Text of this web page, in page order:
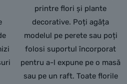
printre flori și plante
decorative. Poți agăța
modelul pe perete sau poți
folosi suportul încorporat
pentru a-l expune pe o masă
sau pe un raft. Toate florile